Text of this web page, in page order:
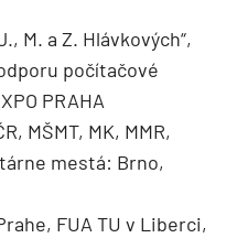
M. a Z. Hlávkových“,
počítačové
PRAHA
MŠMT, MK, MMR,
mestá: Brno,
FUA TU v Liberci,